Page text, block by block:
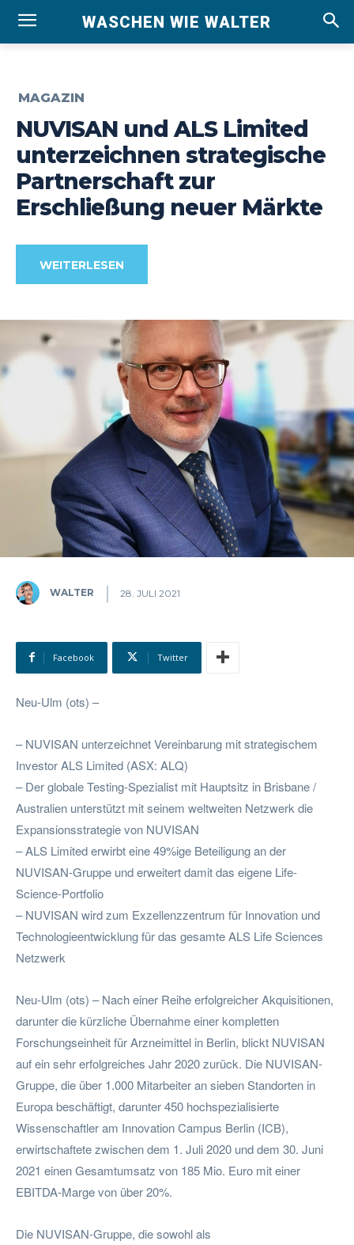
WASCHEN WIE WALTER
MAGAZIN
NUVISAN und ALS Limited
unterzeichnen strategische
Partnerschaft zur
Erschließung neuer Märkte
WEITERLESEN
WALTER 28. JULI 2021
Facebook Twitter
Neu-Ulm (ots) –
– NUVISAN unterzeichnet Vereinbarung mit strategischem
Investor ALS Limited (ASX: ALQ)
– Der globale Testing-Spezialist mit Hauptsitz in Brisbane /
Australien unterstützt mit seinem weltweiten Netzwerk die
Expansionsstrategie von NUVISAN
– ALS Limited erwirbt eine 49%ige Beteiligung an der
NUVISAN-Gruppe und erweitert damit das eigene Life-
Science-Portfolio
– NUVISAN wird zum Exzellenzzentrum für Innovation und
Technologieentwicklung für das gesamte ALS Life Sciences
Netzwerk
Neu-Ulm (ots) – Nach einer Reihe erfolgreicher Akquisitionen,
darunter die kürzliche Übernahme einer kompletten
Forschungseinheit für Arzneimittel in Berlin, blickt NUVISAN
auf ein sehr erfolgreiches Jahr 2020 zurück. Die NUVISAN-
Gruppe, die über 1.000 Mitarbeiter an sieben Standorten in
Europa beschäftigt, darunter 450 hochspezialisierte
Wissenschaftler am Innovation Campus Berlin (ICB),
erwirtschaftete zwischen dem 1. Juli 2020 und dem 30. Juni
2021 einen Gesamtumsatz von 185 Mio. Euro mit einer
EBITDA-Marge von über 20%.
Die NUVISAN-Gruppe, die sowohl als